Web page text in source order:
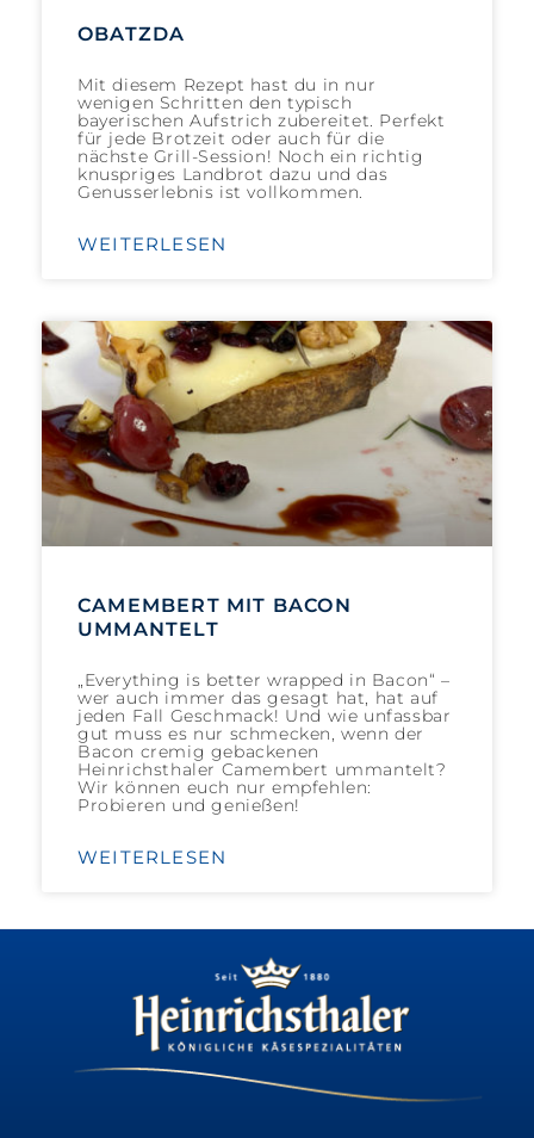
OBATZDA
Mit diesem Rezept hast du in nur
wenigen Schritten den typisch
bayerischen Aufstrich zubereitet. Perfekt
für jede Brotzeit oder auch für die
nächste Grill-Session! Noch ein richtig
knuspriges Landbrot dazu und das
Genusserlebnis ist vollkommen.
WEITERLESEN
CAMEMBERT MIT BACON
UMMANTELT
„Everything is better wrapped in Bacon“ –
wer auch immer das gesagt hat, hat auf
jeden Fall Geschmack! Und wie unfassbar
gut muss es nur schmecken, wenn der
Bacon cremig gebackenen
Heinrichsthaler Camembert ummantelt?
Wir können euch nur empfehlen:
Probieren und genießen!
WEITERLESEN